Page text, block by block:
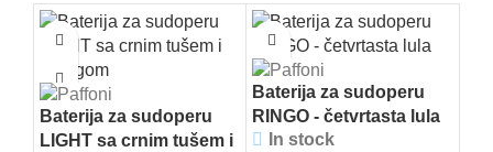
Baterija za sudoperu
LIGHT sa crnim tušem i
Baterija za sudoperu
RINGO - četvrtasta lula
In stock